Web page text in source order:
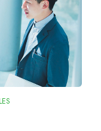
終了のお
承認取